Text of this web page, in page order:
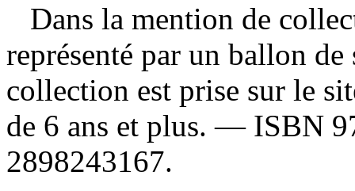
Dans la mention de
représenté par un ballon
collection est prise sur le
de 6 ans et plus. — ISBN
2898243167.